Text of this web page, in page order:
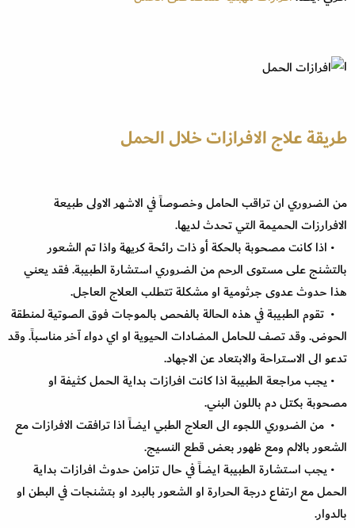
ا
طريقة علاج الافرازات خلال الحمل
من الضروري ان تراقب الحامل وخصوصاً في الاشهر الاولى طبيعة
الافرارزات الحميمة التي تحدث لديها.
• اذا كانت مصحوبة بالحكة أو ذات رائحة كريهة واذا تم الشعور
بالتشنج على مستوى الرحم من الضروري استشارة الطبيبة. فقد يعني
هذا حدوث عدوى جرثومية او مشكلة تتطلب العلاج العاجل.
• تقوم الطبيبة في هذه الحالة بالفحص بالموجات فوق الصوتية لمنطقة
الحوض. وقد تصف للحامل المضادات الحيوية او اي دواء آخر مناسباً. وقد
تدعو الى الاستراحة والابتعاد عن الاجهاد.
• يجب مراجعة الطبيبة اذا كانت افرازات بداية الحمل كثيفة او
مصحوبة بكتل دم باللون البني.
• من الضروري اللجوء الى العلاج الطبي ايضاً اذا ترافقت الافرازات مع
الشعور بالالم ومع ظهور بعض قطع النسيج.
• يجب استشارة الطبيبة ايضاً في حال تزامن حدوث افرازات بداية
الحمل مع ارتفاع درجة الحرارة او الشعور بالبرد او بتشنجات في البطن او
بالدوار.